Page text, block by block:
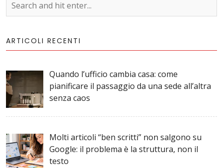
ARTICOLI RECENTI
Quando l’ufficio cambia casa: come
pianificare il passaggio da una sede all’altra
senza caos
Molti articoli “ben scritti” non salgono su
Google: il problema è la struttura, non il
testo